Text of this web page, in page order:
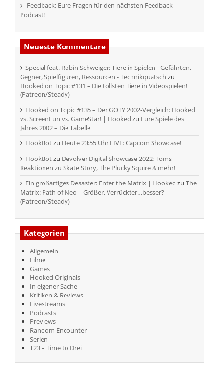
Feedback: Eure Fragen für den nächsten Feedback-
Podcast!
Neueste Kommentare
Special feat. Robin Schweiger: Tiere in Spielen - Gefährten,
Gegner, Spielfiguren, Ressourcen - Technikquatsch zu
Hooked on Topic #131 – Die tollsten Tiere in Videospielen!
(Patreon/Steady)
Hooked on Topic #135 – Der GOTY 2002-Vergleich: Hooked
vs. ScreenFun vs. GameStar! | Hooked zu Eure Spiele des
Jahres 2002 – Die Tabelle
HookBotzu Heute 23:55 Uhr LIVE: Capcom Showcase!
HookBotzu Devolver Digital Showcase 2022: Toms
Reaktionen zu Skate Story, The Plucky Squire & mehr!
Ein großartiges Desaster: Enter the Matrix | Hooked zu The
Matrix: Path of Neo – Größer, Verrückter…besser?
(Patreon/Steady)
Kategorien
Allgemein
Filme
Games
Hooked Originals
In eigener Sache
Kritiken & Reviews
Livestreams
Podcasts
Previews
Random Encounter
Serien
T23 – Time to Drei